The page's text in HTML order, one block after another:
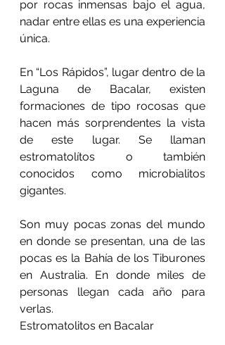
por rocas inmensas bajo el agua,
nadar entre ellas es una experiencia
única.
En “Los Rápidos”, lugar dentro de la
Laguna de Bacalar, existen
formaciones de tipo rocosas que
hacen más sorprendentes la vista
de este lugar. Se llaman
estromatolítos o también
conocidos como microbialitos
gigantes.
Son muy pocas zonas del mundo
en donde se presentan, una de las
pocas es la Bahía de los Tiburones
en Australia. En donde miles de
personas llegan cada año para
verlas.
Estromatolitos en Bacalar